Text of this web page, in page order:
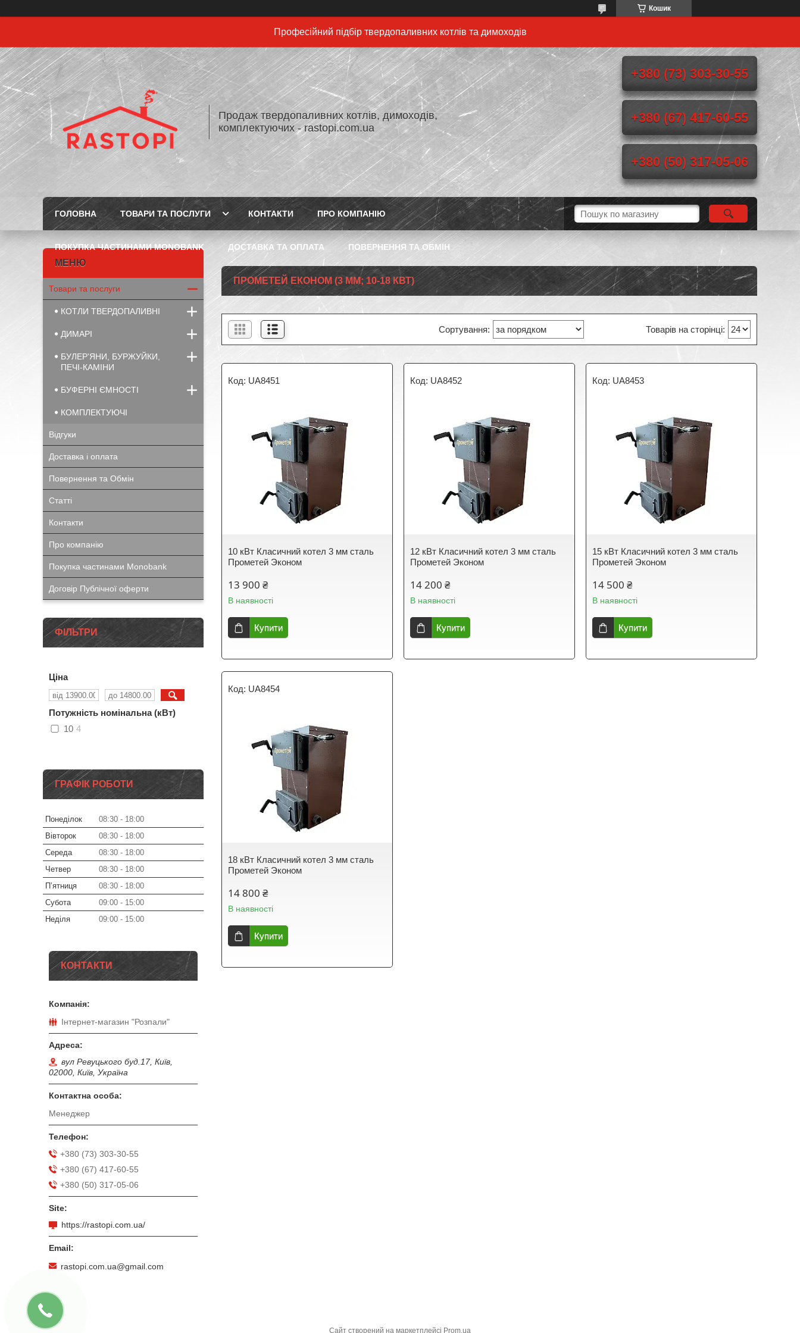
Кошик
Професійний підбір твердопаливних котлів та димоходів
Продаж твердопаливних котлів, димоходів,
комплектуючих - rastopi.com.ua
+380 (73) 303-30-55
+380 (67) 417-60-55
+380 (50) 317-05-06
ГОЛОВНА ТОВАРИ ТА ПОСЛУГИ КОНТАКТИ ПРО КОМПАНІЮ
ПОКУПКА ЧАСТИНАМИ MONOBANK ДОСТАВКА ТА ОПЛАТА ПОВЕРНЕННЯ ТА ОБМІН
ПРОМЕТЕЙ EКОНОМ (3 ММ; 10-18 КВТ)
UA8451
10 кВт Класичний котел 3 мм сталь
Прометей Эконом
13 900 ₴
В наявності
Купити
UA8452
12 кВт Класичний котел 3 мм сталь
Прометей Эконом
14 200 ₴
В наявності
Купити
UA8453
15 кВт Класичний котел 3 мм сталь
Прометей Эконом
14 500 ₴
В наявності
Купити
UA8454
18 кВт Класичний котел 3 мм сталь
Прометей Эконом
14 800 ₴
В наявності
Купити
Товари та послуги
КОТЛИ ТВЕРДОПАЛИВНІ
ДИМАРІ
БУЛЕР'ЯНИ, БУРЖУЙКИ,
ПЕЧІ-КАМІНИ
БУФЕРНІ ЄМНОСТІ
КОМПЛЕКТУЮЧІ
Відгуки
Доставка і оплата
Повернення та Обмін
Статті
Контакти
Про компанію
Покупка частинами Monobank
Договір Публічної оферти
ФІЛЬТРИ
Ціна
Потужність номінальна (кВт)
10 4
ГРАФІК РОБОТИ
Понеділок 08:30
18:00
Вівторок
08:30
18:00
Середа
08:30
18:00
Четвер
08:30
18:00
Пʼятниця
08:30
18:00
Субота
09:00
15:00
Неділя
09:00 15:00
КОНТАКТИ
Інтернет-магазин "Розпали"
вул Ревуцького буд.17, Київ,
02000, Київ, Україна
Менеджер
+380 (73) 303-30-55
+380 (67) 417-60-55
+380 (50) 317-05-06
https://rastopi.com.ua/
rastopi.com.ua@gmail.com
Сайт створений на маркетплейсі Prom.ua